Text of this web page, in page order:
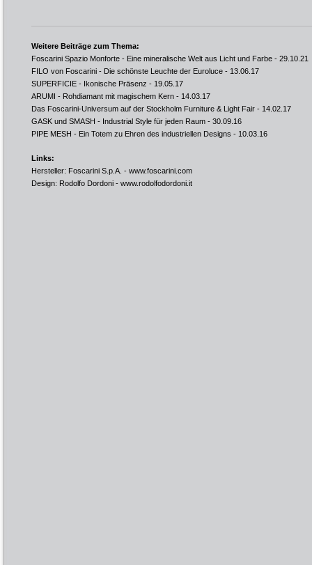
Weitere Beiträge zum Thema:
Foscarini Spazio Monforte - Eine mineralische Welt aus Licht und Farbe - 29.10.21
FILO von Foscarini - Die schönste Leuchte der Euroluce - 13.06.17
SUPERFICIE - Ikonische Präsenz - 19.05.17
ARUMI - Rohdiamant mit magischem Kern - 14.03.17
Das Foscarini-Universum auf der Stockholm Furniture & Light Fair - 14.02.17
GASK und SMASH - Industrial Style für jeden Raum - 30.09.16
PIPE MESH - Ein Totem zu Ehren des industriellen Designs - 10.03.16
Links:
Hersteller: Foscarini S.p.A. - www.foscarini.com
Design: Rodolfo Dordoni - www.rodolfodordoni.it